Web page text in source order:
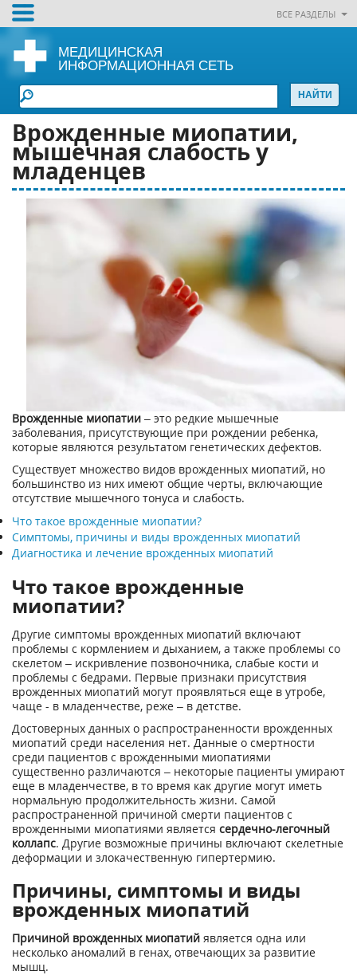
ВСЕ РАЗДЕЛЫ
МЕДИЦИНСКАЯ
ИНФОРМАЦИОННАЯ СЕТЬ
Врожденные миопатии,
мышечная слабость у
младенцев
Врожденные миопатии – это редкие мышечные
заболевания, присутствующие при рождении ребенка,
которые являются результатом генетических дефектов.
Существует множество видов врожденных миопатий, но
большинство из них имеют общие черты, включающие
отсутствие мышечного тонуса и слабость.
Что такое врожденные миопатии?
Симптомы, причины и виды врожденных миопатий
Диагностика и лечение врожденных миопатий
Что такое врожденные
миопатии?
Другие симптомы врожденных миопатий включают
проблемы с кормлением и дыханием, а также проблемы со
скелетом – искривление позвоночника, слабые кости и
проблемы с бедрами. Первые признаки присутствия
врожденных миопатий могут проявляться еще в утробе,
чаще - в младенчестве, реже – в детстве.
Достоверных данных о распространенности врожденных
миопатий среди населения нет. Данные о смертности
среди пациентов с врожденными миопатиями
существенно различаются – некоторые пациенты умирают
еще в младенчестве, в то время как другие могут иметь
нормальную продолжительность жизни. Самой
распространенной причиной смерти пациентов с
врожденными миопатиями является сердечно-легочный
коллапс. Другие возможные причины включают скелетные
деформации и злокачественную гипертермию.
Причины, симптомы и виды
врожденных миопатий
Причиной врожденных миопатий является одна или
несколько аномалий в генах, отвечающих за развитие
мышц.